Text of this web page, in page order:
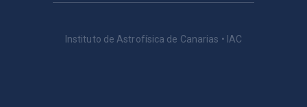
Instituto de Astrofísica de Canarias • IAC